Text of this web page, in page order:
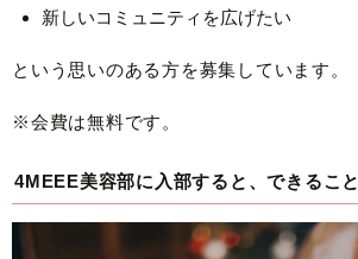
新しいコミュニティを広げたい
という思いのある方を募集しています。
※会費は無料です。
4MEEE美容部に入部すると、できること